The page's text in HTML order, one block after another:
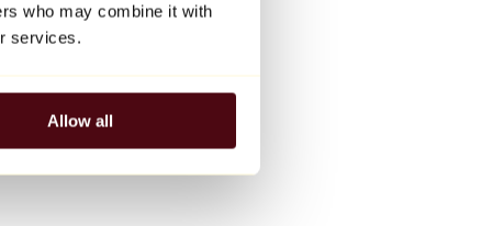
who may combine it with
services.
Allow all